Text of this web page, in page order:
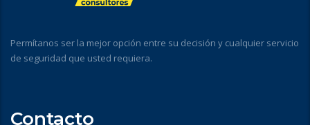
Permítanos ser la mejor opción entre su decisión y cualquier servicio
de seguridad que usted requiera.
Contacto